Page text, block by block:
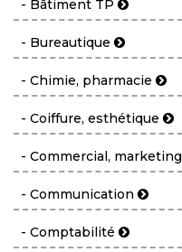
- Bâtiment TP
- Bureautique
- Chimie, pharmacie
- Coiffure, esthétique
- Commercial, marketing
- Communication
- Comptabilité